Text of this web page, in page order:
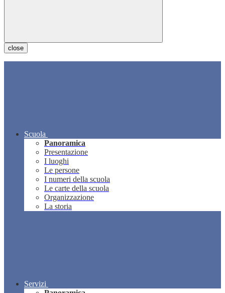
close
Scuola
Panoramica
Presentazione
I luoghi
Le persone
I numeri della scuola
Le carte della scuola
Organizzazione
La storia
Servizi